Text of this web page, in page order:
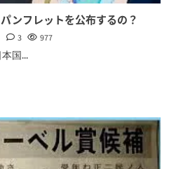
ンフレットを公布するの？
3 977
国...